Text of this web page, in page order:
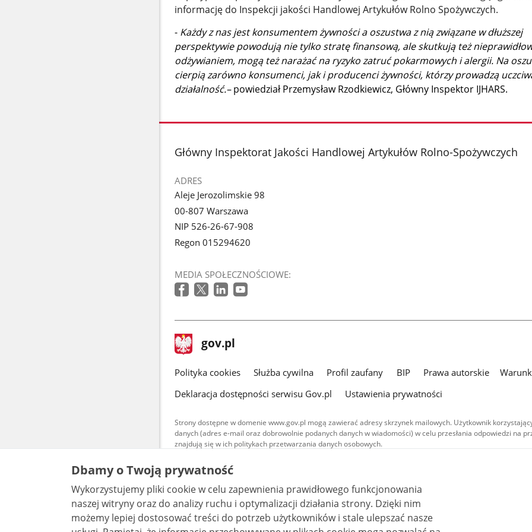
informację do Inspekcji jakości Handlowej Artykułów Rolno Spożywczych.
- Każdy z nas jest konsumentem żywności a oszustwa z nią związane w dłuższej
perspektywie powodują nie tylko stratę finansową, ale skutkują też
odżywianiem, mogą też narażać na ryzyko zatruć pokarmowych i alergii. Na
cierpią zarówno konsumenci, jak i producenci żywności, którzy prowadzą
działalność.–powiedział Przemysław Rzodkiewicz, Główny Inspektor IJHARS.
stopka
Główny Inspektorat Jakości Handlowej Artykułów Rolno-Spożywczych
ADRES
Aleje Jerozolimskie 98
00-807 Warszawa
NIP 526-26-67-908
Regon 015294620
MEDIA SPOŁECZNOŚCIOWE:
stopka
gov.pl Strona
gov.pl
gov.pl
Polityka cookies Służba cywilna Profil zaufany BIP Prawa autorskie
Deklaracja dostępności serwisu Gov.pl
Ustawienia prywatności
Strony dostępne w domenie www.gov.pl mogą zawierać adresy skrzynek mailowych. Użytkownik
danych (adres e-mail oraz dobrowolnie podanych danych w wiadomości) w celu przesłania odpowiedzi na
znajdują się w ich politykach przetwarzania danych osobowych.
Treści tekstowe publikowane w serwisie (z wyłączeniem treści audiowizualnych), są
udostępniane na licencji typu Creative Commons: uznanie autorstwa - na tych samych
warunkach 4.0 (CC BY-SA 4.0). Materiały audiowizualne, w tym zdjęcia, materiały audio i wideo,
są udostępniane na licencji typu Creative Commons: uznanie autorstwa użycie niekomercyjne -
bez utworów zależnych 4.0 (CC BY-NC-ND 4.0), o ile nie jest to stwierdzone inaczej.
Dbamy o Twoją prywatność
Wykorzystujemy pliki cookie w celu zapewnienia prawidłowego funkcjonowania
naszej witryny oraz do analizy ruchu i optymalizacji działania strony. Dzięki nim
możemy lepiej dostosować treści do potrzeb użytkowników i stale ulepszać nasze